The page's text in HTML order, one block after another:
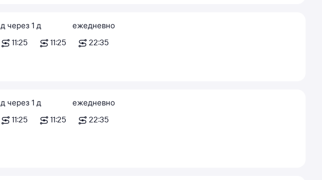
д через 1 д
11:25
11:25
ежедневно
22:35
д через 1 д
11:25
11:25
ежедневно
22:35